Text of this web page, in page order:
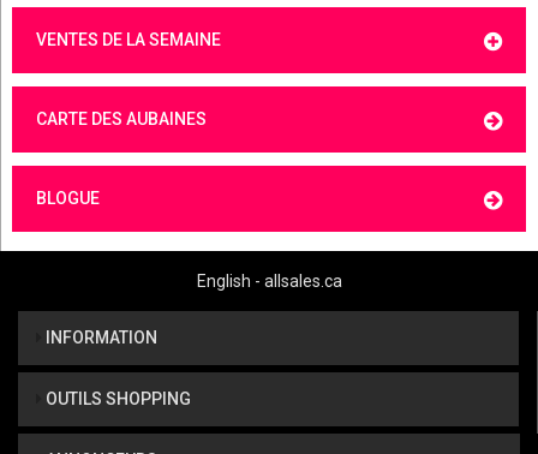
VENTES DE LA SEMAINE
CARTE DES AUBAINES
BLOGUE
English - allsales.ca
INFORMATION
OUTILS SHOPPING